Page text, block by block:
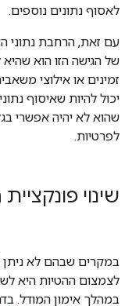
לאסוף נתונים נוספים.
עם זאת, הרחבת נתוני
של הגישה הזו הוא
זמינים או אילוצי
יכול להיות שאיסוף
שהוא לא יהיה אפשרי
לפרטיות.
שינוי
במקרים שבהם לא ניתן
לצמצום ההטיות היא
במהלך אימון המודל.